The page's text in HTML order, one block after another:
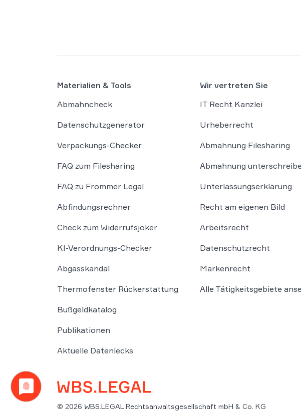
Materialien & Tools
Abmahncheck
Datenschutzgenerator
Verpackungs-Checker
FAQ zum Filesharing
FAQ zu Frommer Legal
Abfindungsrechner
Check zum Widerrufsjoker
KI-Verordnungs-Checker
Abgasskandal
Thermofenster Rückerstattung
Bußgeldkatalog
Publikationen
Aktuelle Datenlecks
Wir vertreten Sie
IT Recht Kanzlei
Urheberrecht
Abmahnung Filesharing
Abmahnung
Unterlassungserklärung
Recht am eigenen Bild
Arbeitsrecht
Datenschutzrecht
Markenrecht
Alle Tätigkeitsgebiete
© 2026 WBS.LEGAL Rechtsanwaltsgesellschaft mbH & Co. KG